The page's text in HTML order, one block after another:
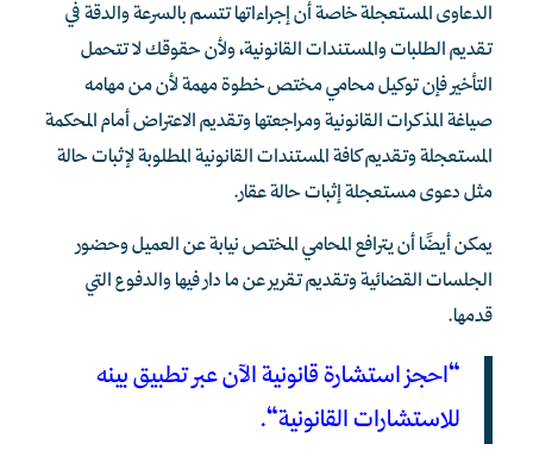
الدعاوى المستعجلة خاصة أن إجراءاتها تتسم بالسرعة والدقة في
تقديم الطلبات والمستندات القانونية، ولأن حقوقك لا تتحمل
التأخير فإن توكيل محامي مختص خطوة مهمة لأن من مهامه
صياغة المذكرات القانونية ومراجعتها وتقديم الاعتراض أمام المحكمة
المستعجلة وتقديم كافة المستندات القانونية المطلوبة لإثبات حالة
مثل دعوى مستعجلة إثبات حالة عقار.
يمكن أيضًا أن يترافع المحامي المختص نيابة عن العميل وحضور
الجلسات القضائية وتقديم تقرير عن ما دار فيها والدفوع التي
قدمها.
“احجز استشارة قانونية الآن عبر تطبيق بينه
للاستشارات القانونية“.